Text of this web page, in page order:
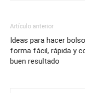
Artículo anterior
Ideas para hacer
forma fácil, rápida y
buen resultado